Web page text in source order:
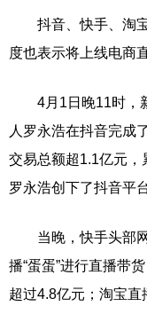
抖音、快手、淘宝
度也表示将上线电商
4月1日晚11时，新
人罗永浩在抖音完成
交易总额超1.1亿元，
罗永浩创下了抖音平
当晚，快手头部网
播“蛋蛋”进行直播带
超过4.8亿元；淘宝